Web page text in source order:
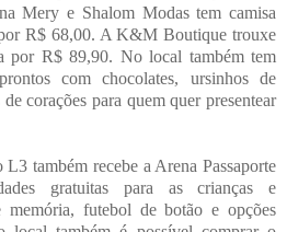
Mery e Shalom Modas tem camisa
R$ 68,00. A K&M Boutique trouxe
por R$ 89,90. No local também tem
com chocolates, ursinhos de
corações para quem quer presentear
também recebe a Arena Passaporte
gratuitas para as crianças e
memória, futebol de botão e opções